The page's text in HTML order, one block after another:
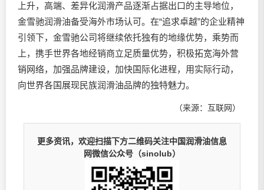
上升，高端、差异化润滑产品逐渐占据出口的主导地位，
金雪驰润滑油备受海外市场认可。在“追求卓越”的企业精神
引领下，金雪驰公司将继续依托独有的地缘优势，乘势而
上，携手世界各地经销商立足质量优势，积极拓宽海外营
销网络，加强品牌建设，加快国际化进程，用实际行动，
向世界各国展现民族润滑油品牌的独特魅力。
（来源：互联网）
更多资讯，欢迎扫描下方二维码关注中国润滑油信息
网微信公众号（sinolub）